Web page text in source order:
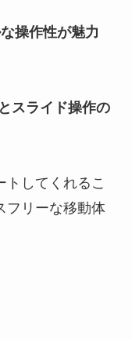
操作性が魅力
スライド操作の
トしてくれるこ
フリーな移動体